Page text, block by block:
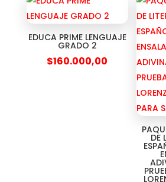
EDUCA PRIME LENGUAJE
GRADO 2
$160.000,00
DE